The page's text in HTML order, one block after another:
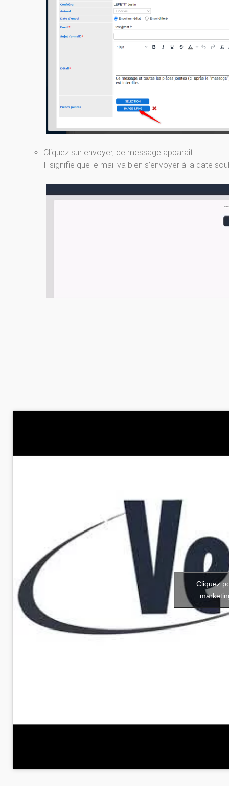
Cliquez sur envoyer, ce message apparaît.
Il signifie que le mail va bien s’envoyer à la date
Cliquez